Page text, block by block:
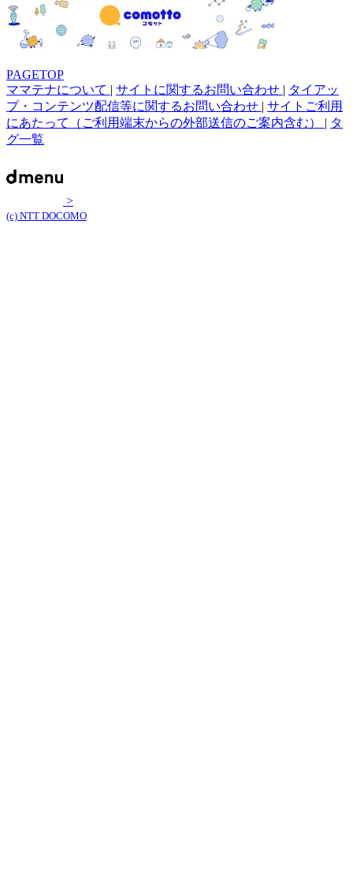
PAGETOP
ママテナについて | サイトに関するお問い合わせ | タイアッ
プ・コンテンツ配信等に関するお問い合わせ | サイトご利用
にあたって（ご利用端末からの外部送信のご案内含む） | タ
グ一覧
>
(c) NTT DOCOMO